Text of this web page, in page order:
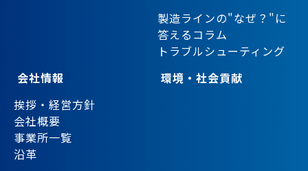
製造ラインの"なぜ？"に
答えるコラム
トラブルシューティング
会社情報
挨拶・経営方針
会社概要
事業所一覧
沿革
環境・社会貢献